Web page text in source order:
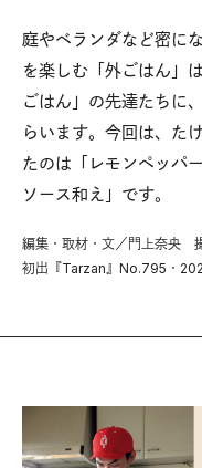
庭やベランダなど密に
を楽しむ「外ごはん」
ごはん」の先達たちに
らいます。今回は、た
たのは「レモンペッパ
ソース和え」です。
編集・取材・文／門上奈央
初出『Tarzan』No.795・